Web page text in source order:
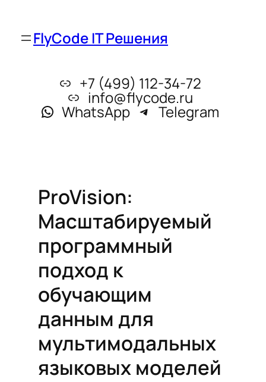
FlyCode IT Решения
+7 (499) 112-34-72
info@flycode.ru
WhatsApp Telegram
ProVision:
Масштабируемый
программный
подход к
обучающим
данным для
мультимодальных
языковых моделей